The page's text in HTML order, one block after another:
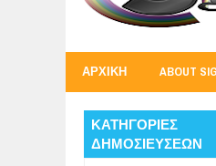
ΑΡΧΙΚΗ ABOUT
ΚΑΤΗΓΟΡΙΕΣ
ΔΗΜΟΣΙΕΥΣΕΩΝ